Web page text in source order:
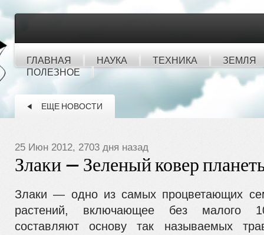
ГЛАВНАЯ НАУКА ТЕХНИКА
ЗЕМЛЯ
ПОЛЕЗНОЕ
ЕЩЕ НОВОСТИ
25 Июн 2012, 2703 дня назад
Злаки — Зеленый ковер
Злаки — одно из самых процветающих
растений, включа­ющее без малого
составляют основу так называемых